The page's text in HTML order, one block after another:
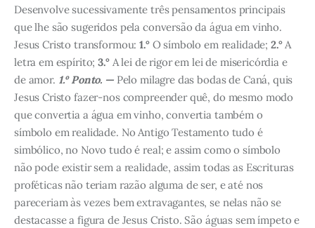
Desenvolve sucessivamente três pensamentos principais
que lhe são sugeridos pela conversão da água em vinho.
Jesus Cristo transformou:1.°O símbolo em realidade; 2.°A
letra em espírito;3.°A lei de rigor em lei de misericórdia e
de amor. 1.º Ponto. — Pelo milagre das bodas de Caná, quis
Jesus Cristo fazer-nos compreender quê, do mesmo modo
que convertia a água em vinho, convertia também o
símbolo em realidade. No Antigo Testamento tudo é
simbólico, no Novo tudo é real; e assim como o símbolo
não pode existir sem a realidade, assim todas as Escrituras
proféticas não teriam razão alguma de ser, e até nos
pareceriam às vezes bem extravagantes, se nelas não se
destacasse a figura de Jesus Cristo. São águas sem ímpeto e